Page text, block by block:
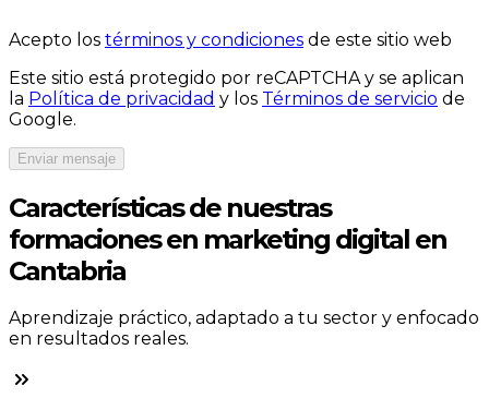
Acepto los términos y condiciones de este sitio web
Este sitio está protegido por reCAPTCHA y se aplican
la Política de privacidad y los Términos de servicio de
Google.
Enviar mensaje
Características de nuestras
formaciones en marketing digital en
Cantabria
Aprendizaje práctico, adaptado a tu sector y enfocado
en resultados reales.